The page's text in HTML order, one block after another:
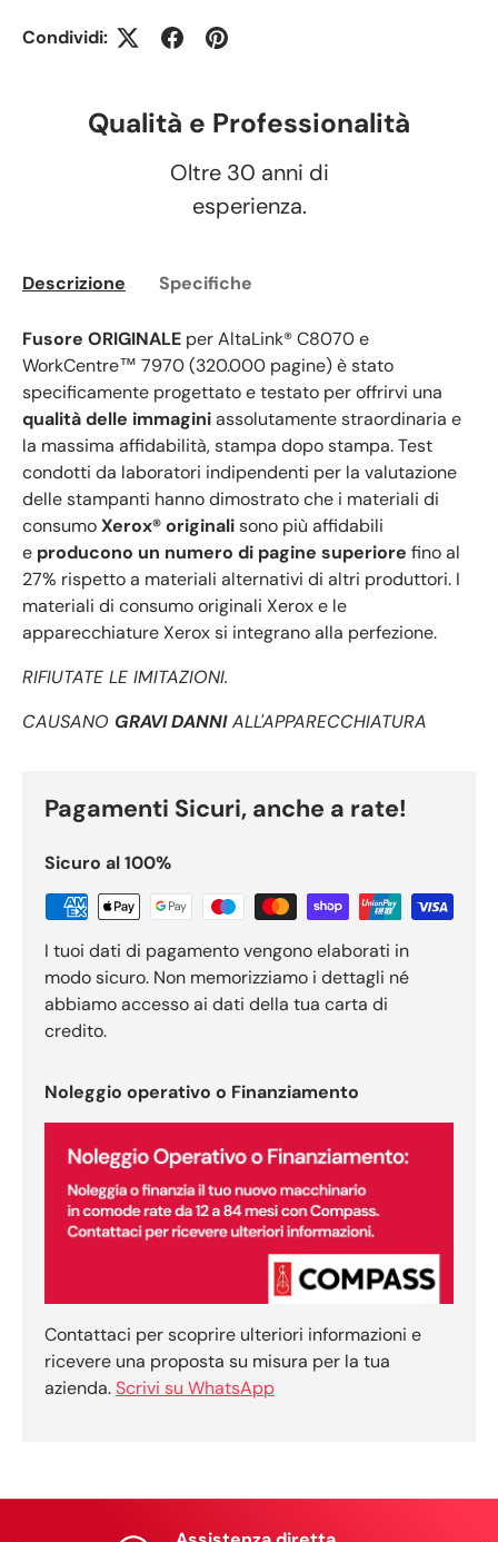
Condividi:
Qualità e Professionalità
Oltre 30 anni di
esperienza.
Descrizione Specifiche
Fusore ORIGINALE per AltaLink® C8070 e
WorkCentre™ 7970 (320.000 pagine) è stato
specificamente progettato e testato per offrirvi una
qualità delle immaginiassolutamente straordinaria e
la massima affidabilità, stampa dopo stampa. Test
condotti da laboratori indipendenti per la valutazione
delle stampanti hanno dimostrato che i materiali di
consumoXerox® originalisono più affidabili
e producono un numero di pagine superiore fino al
27% rispetto a materiali alternativi di altri produttori. I
materiali di consumo originali Xerox e le
apparecchiature Xerox si integrano alla perfezione.
RIFIUTATE LE IMITAZIONI.
CAUSANO GRAVI DANNIALL'APPARECCHIATURA
Pagamenti Sicuri, anche a rate!
Sicuro al 100%
I tuoi dati di pagamento vengono elaborati in
modo sicuro. Non memorizziamo i dettagli né
abbiamo accesso ai dati della tua carta di
credito.
Noleggio operativo o Finanziamento
Contattaci per scoprire ulteriori informazioni e
ricevere una proposta su misura per la tua
azienda.Scrivi su WhatsApp